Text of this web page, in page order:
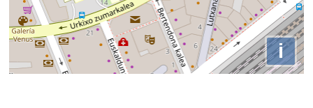
i